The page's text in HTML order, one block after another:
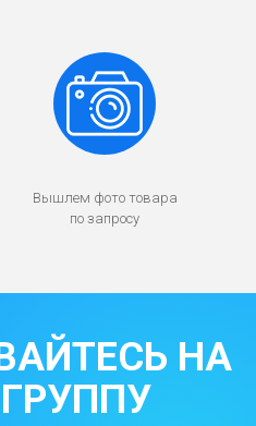
Вышлем фото товара
по запросу
НА